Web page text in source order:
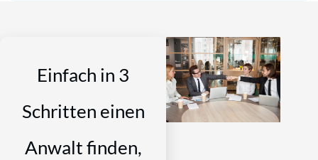
Einfach in 3
Schritten einen
Anwalt finden,